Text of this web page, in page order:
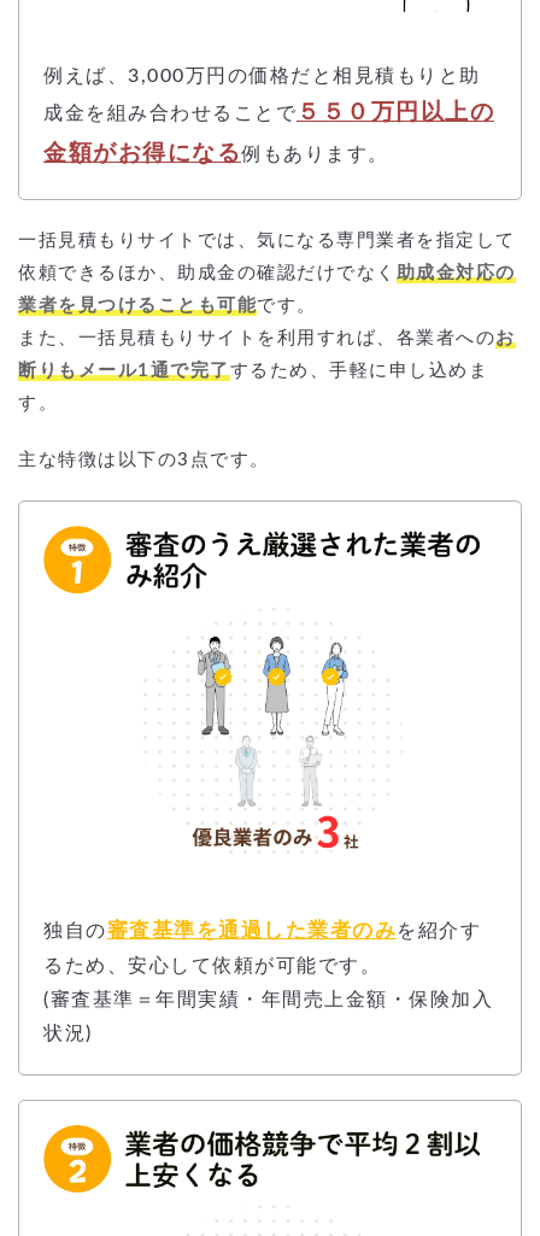
例えば、3,000万円の価格だと相見積もりと助
成金を組み合わせることで ５５０万円以上の
金額がお得になる例もあります。
一括見積もりサイトでは、気になる専門業者を指定して
依頼できるほか、助成金の確認だけでなく
助成金対応の
業者を見つけることも可能です。
また、一括見積もりサイトを利用すれば、各業者へのお
断りもメール1通で完了 するため、手軽に申し込めま
す。
主な特徴は以下の3点です。
独自の審査基準を通過した業者のみを紹介す
るため、安心して依頼が可能です。
(審査基準＝年間実績・年間売上金額・保険加入
状況)